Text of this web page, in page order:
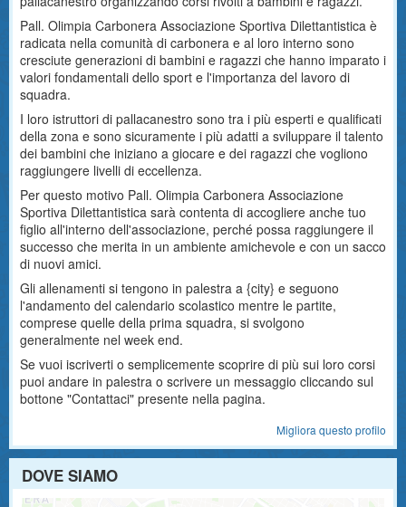
Pall. Olimpia Carbonera Associazione Sportiva Dilettantistica è
radicata nella comunità di carbonera e al loro interno sono
cresciute generazioni di bambini e ragazzi che hanno imparato i
valori fondamentali dello sport e l'importanza del lavoro di
squadra.
I loro istruttori di pallacanestro sono tra i più esperti e qualificati
della zona e sono sicuramente i più adatti a sviluppare il talento
dei bambini che iniziano a giocare e dei ragazzi che vogliono
raggiungere livelli di eccellenza.
Per questo motivo Pall. Olimpia Carbonera Associazione
Sportiva Dilettantistica sarà contenta di accogliere anche tuo
figlio all'interno dell'associazione, perché possa raggiungere il
successo che merita in un ambiente amichevole e con un sacco
di nuovi amici.
Gli allenamenti si tengono in palestra a {city} e seguono
l'andamento del calendario scolastico mentre le partite,
comprese quelle della prima squadra, si svolgono
generalmente nel week end.
Se vuoi iscriverti o semplicemente scoprire di più sui loro corsi
puoi andare in palestra o scrivere un messaggio cliccando sul
bottone "Contattaci" presente nella pagina.
Migliora questo profilo
DOVE SIAMO